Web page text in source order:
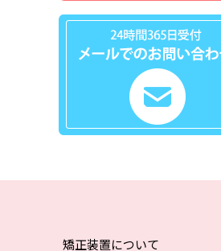
矯正装置について